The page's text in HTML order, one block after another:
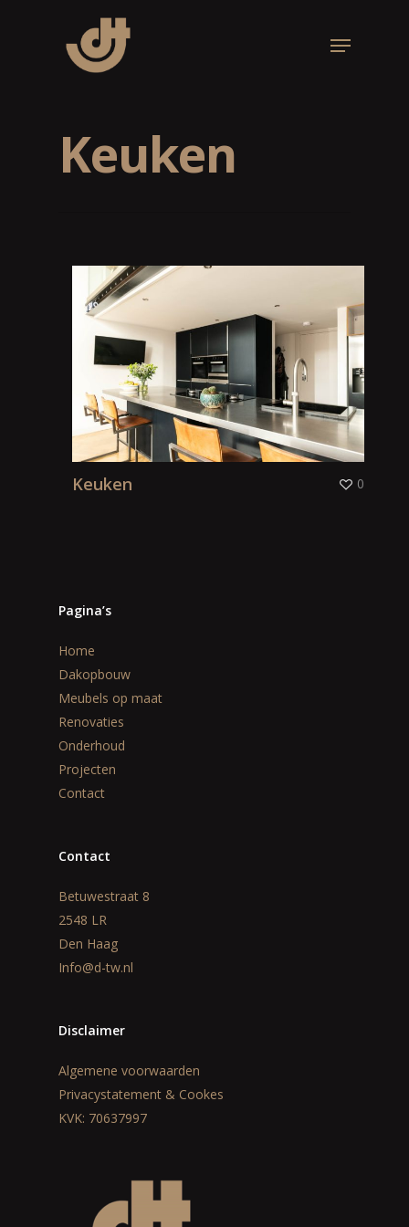
Keuken
Keuken 0
Pagina’s
Home
Dakopbouw
Meubels op maat
Renovaties
Onderhoud
Projecten
Contact
Contact
Betuwestraat 8
2548 LR
Den Haag
Info@d-tw.nl
Disclaimer
Algemene voorwaarden
Privacystatement & Cookes
KVK: 70637997